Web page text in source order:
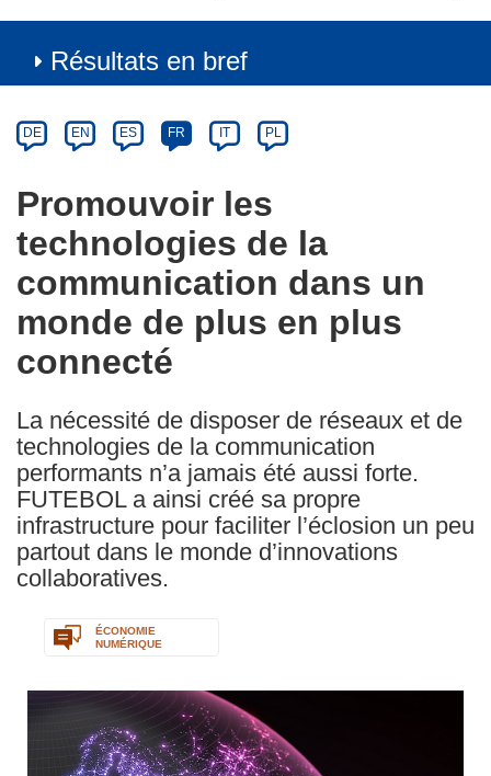
Résultats en bref
Category
Article
available
the
following
languages:
DE EN ES FR IT PL
Promouvoir les
technologies de la
communication dans un
monde de plus en plus
connecté
La nécessité de disposer de réseaux et de
technologies de la communication
performants n’a jamais été aussi forte.
FUTEBOL a ainsi créé sa propre
infrastructure pour faciliter l’éclosion un peu
partout dans le monde d’innovations
collaboratives.
ÉCONOMIE
NUMÉRIQUE